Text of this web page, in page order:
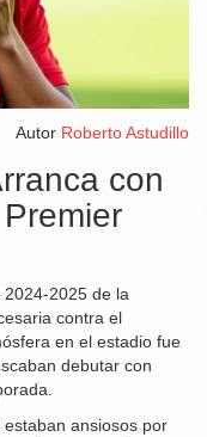
Autor Roberto Astudillo
con
2025 de la
contra el
en el estadio fue
debutar con
ansiosos por